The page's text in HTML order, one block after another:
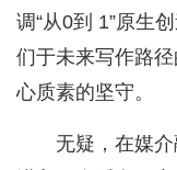
调“从0到 1”原生
们于未来写作路
心质素的坚守。
无疑，在媒